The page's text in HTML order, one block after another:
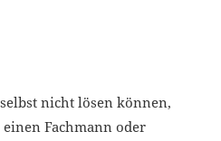
nicht lösen können,
Fachmann oder